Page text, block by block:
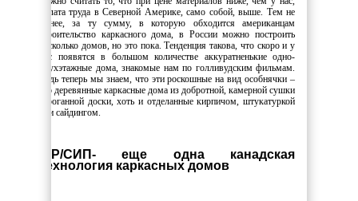
оплата труда в Северной Америке, само собой, выше. Тем не
менее, за ту сумму, в которую обходится американцам
строительство каркасного дома, в России можно построить
несколько домов, но это пока. Тенденция такова, что скоро и у
нас появятся в большом количестве аккуратненькие одно-
двухэтажные дома, знакомые нам по голливудским фильмам.
Ведь теперь мы знаем, что эти роскошные на вид особнячки –
это деревянные каркасные дома из добротной, камерной сушки
строганной доски, хоть и отделанные кирпичом, штукатуркой
или сайдингом.
SIP/СИП- еще одна канадская
технология каркасных домов